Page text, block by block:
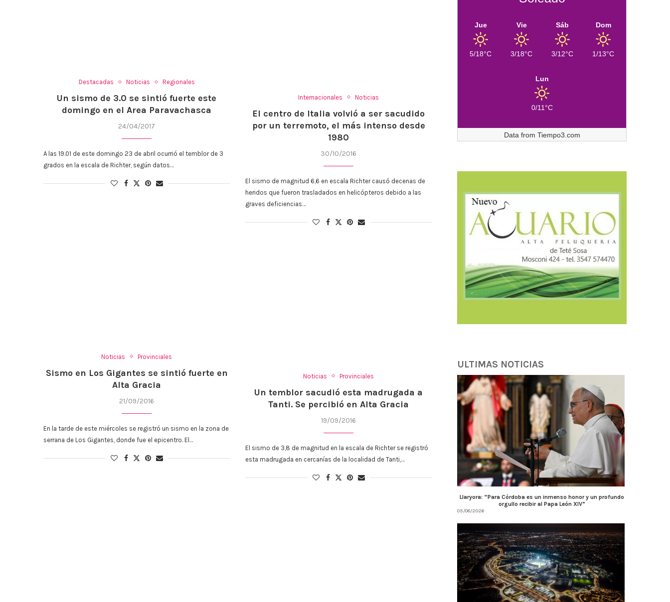
Destacadas Noticias Regionales
Un sismo de 3.0 se sintió fuerte este
domingo en el Area Paravachasca
24/04/2017
A las 19.01 de este domingo 23 de abril ocurrió el temblor de 3
grados en la escala de Richter, según datos…
Internacionales Noticias
El centro de Italia volvió a ser sacudido
por un terremoto, el más intenso desde
1980
30/10/2016
El sismo de magnitud 6,6 en escala Richter causó decenas de
heridos que fueron trasladados en helicópteros debido a las
graves deficiencias…
Noticias Provinciales
Sismo en Los Gigantes se sintió fuerte en
Alta Gracia
21/09/2016
En la tarde de este miércoles se registró un sismo en la zona de
serrana de Los Gigantes, donde fue el epicentro. El…
Noticias Provinciales
Un temblor sacudió esta madrugada a
Tanti. Se percibió en Alta Gracia
19/09/2016
El sismo de 3,8 de magnitud en la escala de Richter se registró
esta madrugada en cercanías de la localidad de Tanti,…
Jue
5/18°C
Vie
3/18°C
Sáb
3/12°C
Dom
1/13°C
Lun
0/11°C
Data from Tiempo3.com
ULTIMAS NOTICIAS
Llaryora: “Para Córdoba es un inmenso honor y un profundo
orgullo recibir al Papa León XIV”
05/08/2026